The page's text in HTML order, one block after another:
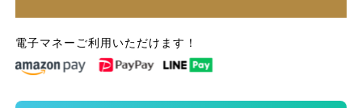
電子マネーご利用いただけます！